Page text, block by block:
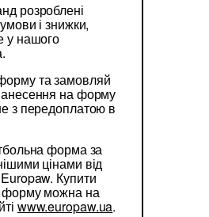
розроблені
і знижки,
у нашого
та замовляй
на форму
з передоплатою в
форма за
цінами від
Купити
форму можна на
www.europaw.ua.